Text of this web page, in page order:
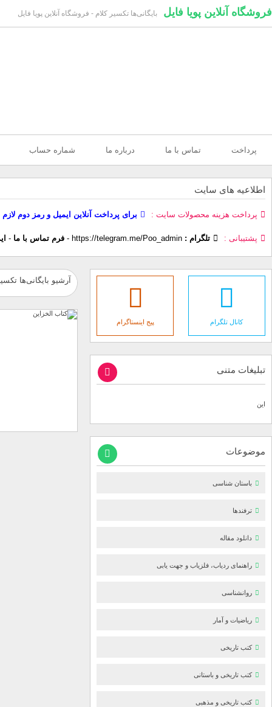
فروشگاه آنلاین پویا فایل بایگانی‌ها تکسیر کلام - فروشگاه آنلاین پویا فایل
پرداخت تماس با ما درباره ما شماره حساب
اطلاعیه های سایت
پرداخت هزینه محصولات سایت برای پرداخت آنلاین ایمیل و رمز دوم
پشتیبانی تلگرام : https://telegram.me/Poo_admin
- فرم تماس با ما -
آرشیو بایگانی‌ها
کانال تلگرام پیج اینستاگرام
تبلیغات متنی
این
موضوعات
باستان شناسی
ترفندها
دانلود مقاله
راهنمای ردیاب، فلزیاب و جهت یابی
روانشناسی
ریاضیات و آمار
کتب تاریخی
کتب تاریخی و باستانی
کتب تاریخی و مذهبی